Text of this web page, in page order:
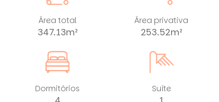
Área total
347.13m²
Área privativa
253.52m²
Dormitórios Suíte